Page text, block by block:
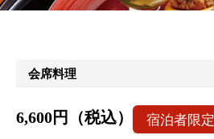
会席料理
6,600円（税込） 宿泊者限定